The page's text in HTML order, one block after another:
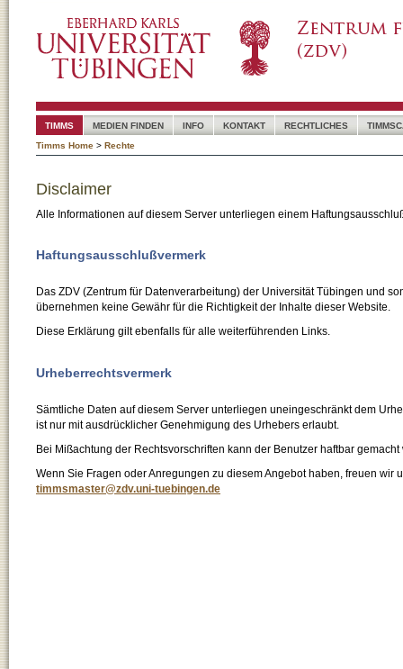
TIMMS MEDIEN FINDEN INFO KONTAKT RECHTLICHES
Timms Home > Rechte
Disclaimer
Alle Informationen auf diesem Server unterliegen einem
Haftungsausschlußvermerk
Das ZDV (Zentrum für Datenverarbeitung) der Universität Tübingen und
übernehmen keine Gewähr für die Richtigkeit der Inhalte dieser Website.
Diese Erklärung gilt ebenfalls für alle weiterführenden Links.
Urheberrechtsvermerk
Sämtliche Daten auf diesem Server unterliegen uneingeschränkt dem
ist nur mit ausdrücklicher Genehmigung des Urhebers erlaubt.
Bei Mißachtung der Rechtsvorschriften kann der Benutzer haftbar gemacht
Wenn Sie Fragen oder Anregungen zu diesem Angebot haben, freuen wir
timmsmaster@zdv.uni-tuebingen.de